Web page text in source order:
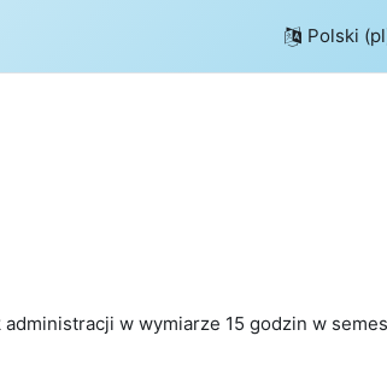
Polski
w wymiarze 15 godzin w